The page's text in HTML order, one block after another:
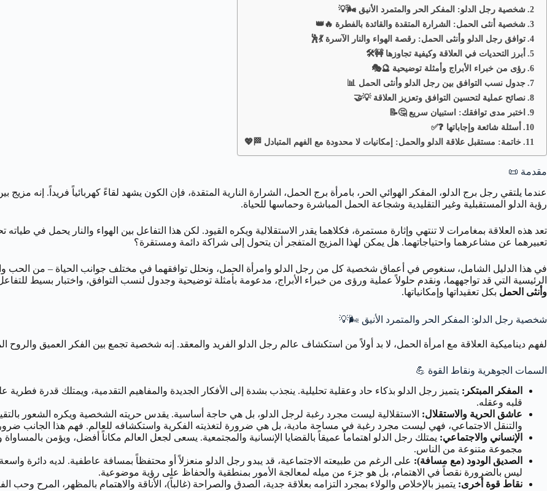
شخصية رجل الدلو: المفكر الحر والمتمرد الأنيق 🌬️💡
شخصية أنثى الحمل: الشرارة المتقدة والقائدة بالفطرة 🔥👑
توافق رجل الدلو وأنثى الحمل: رقصة الهواء والنار الآسرة 💃🕺
أبرز التحديات في العلاقة وكيفية تجاوزها 🚧🛠️
رؤى من خبراء الأبراج وأمثلة توضيحية 🔮🎭
جدول نسب التوافق بين رجل الدلو وأنثى الحمل 📊
نصائح عملية لتحسين التوافق وتعزيز العلاقة 💡🤝
اختبر مدى توافقك: استبيان سريع 🤔📝
أسئلة شائعة وإجاباتها ❓✅
خاتمة: مستقبل علاقة الدلو والحمل: إمكانيات لا محدودة مع الفهم المتبادل 🏁💖
مقدمة 📜
عندما يلتقي رجل برج الدلو، المفكر الهوائي الحر، بامرأة برج الحمل، الشرارة النارية المتقدة، فإن الكون يشهد لقاءً كهربائياً فريداً. إنه
رؤية الدلو المستقبلية وغير التقليدية وشجاعة الحمل المباشرة وحماسها للحياة.
تعد هذه العلاقة بمغامرات لا تنتهي وإثارة مستمرة، فكلاهما يقدر الاستقلالية ويكره القيود. لكن هذا التفاعل بين الهواء والنار يحمل في
تعبيرهما عن مشاعرهما واحتياجاتهما. هل يمكن لهذا المزيج المتفجر أن يتحول إلى شراكة دائمة ومستقرة؟
في هذا الدليل الشامل، سنغوص في أعماق شخصية كل من رجل الدلو وامرأة الحمل، ونحلل توافقهما في مختلف جوانب الحياة – من الحب
الرئيسية التي قد تواجههما، ونقدم حلولاً عملية ورؤى من خبراء الأبراج، مدعومة بأمثلة توضيحية وجدول لنسب التوافق، واختبار بسيط
وأنثى الحمل بكل تعقيداتها وإمكانياتها.
شخصية رجل الدلو: المفكر الحر والمتمرد الأنيق 🌬️💡
لفهم ديناميكية العلاقة مع امرأة الحمل، لا بد أولاً من استكشاف عالم رجل الدلو الفريد والمعقد. إنه شخصية تجمع بين الفكر العميق
السمات الجوهرية ونقاط القوة 💪
المفكر المبتكر: يتميز رجل الدلو بذكاء حاد وعقلية تحليلية. ينجذب بشدة إلى الأفكار الجديدة والمفاهيم التقدمية، ويمتلك قدرة
قلبه وعقله.
عاشق الحرية والاستقلال: الاستقلالية ليست مجرد رغبة لرجل الدلو، بل هي حاجة أساسية. يقدس حريته الشخصية ويكره الشعور
والتنقل الاجتماعي، فهي ليست مجرد رغبة في مساحة مادية، بل هي ضرورة لتغذيته الفكرية واستكشافه للعالم. فهم هذا الجانب
الإنساني والاجتماعي: يمتلك رجل الدلو اهتماماً عميقاً بالقضايا الإنسانية والمجتمعية. يسعى لجعل العالم مكاناً أفضل، ويؤمن
مجموعة متنوعة من الناس.
الصديق الودود (مع مسافة): على الرغم من طبيعته الاجتماعية، قد يبدو رجل الدلو منعزلاً أو محتفظاً بمسافة عاطفية. لديه دائرة
ليس بالضرورة نقصاً في الاهتمام، بل هو جزء من ميله لمعالجة الأمور بمنطقية والحفاظ على رؤية موضوعية.
نقاط قوة أخرى: يتميز بالإخلاص والولاء بمجرد التزامه بعلاقة جدية، الصدق والصراحة (غالباً)، الأناقة والاهتمام بالمظهر، المرح